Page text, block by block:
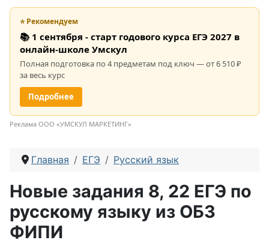
⭐ Рекомендуем
📚 1 сентября - старт годового курса ЕГЭ 2027 в
онлайн-школе Умскул
Полная подготовка по 4 предметам под ключ — от 6 510 ₽
за весь курс
Подробнее
Реклама ООО «УМСКУЛ МАРКЕТИНГ»
Главная ЕГЭ Русский язык
Новые задания 8, 22 ЕГЭ по
русскому языку из ОБЗ
ФИПИ